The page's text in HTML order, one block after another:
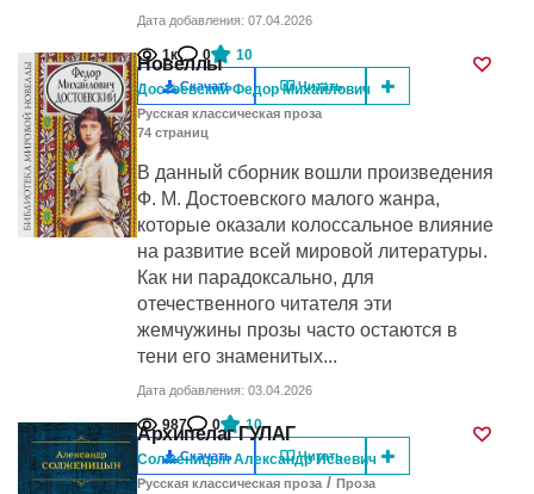
Дата добавления: 07.04.2026
1к 0 10
Скачать Читать
Новеллы
Достоевский Федор Михайлович
Русская классическая проза
74 cтраниц
В данный сборник вошли произведения
Ф. М. Достоевского малого жанра,
которые оказали колоссальное влияние
на развитие всей мировой литературы.
Как ни парадоксально, для
отечественного читателя эти
жемчужины прозы часто остаются в
тени его знаменитых...
Дата добавления: 03.04.2026
987 0 10
Скачать Читать
Архипелаг ГУЛАГ
Солженицын Александр Исаевич
Русская классическая проза / Проза